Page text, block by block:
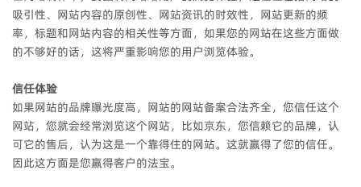
吸引性、网站内容的原创性、网站资讯的时效性，网站更新的频
率，标题和网站内容的相关性等方面，如果您的网站在这些方面做
的不够好的话，这将严重影响您的用户浏览体验。
信任体验
如果网站的品牌曝光度高，网站的网站备案合法齐全，您信任这个
网站，您就会经常浏览这个网站，比如京东，您信赖它的品牌，认
可它的售后，认为这是一个靠得住的网站。这就赢得了您的信任。
因此这方面是您赢得客户的法宝。